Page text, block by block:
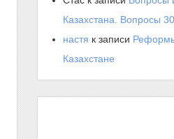
Казахстана. Вопросы
настя к записи
Казахстане